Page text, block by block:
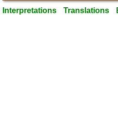
Interpretations Translations